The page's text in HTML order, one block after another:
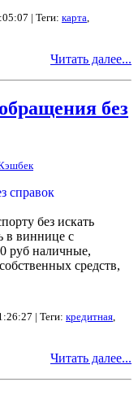
| Теги: карта,
Читать далее...
без
без искать
в виннице с
руб наличные,
средств,
| Теги: кредитная,
Читать далее...